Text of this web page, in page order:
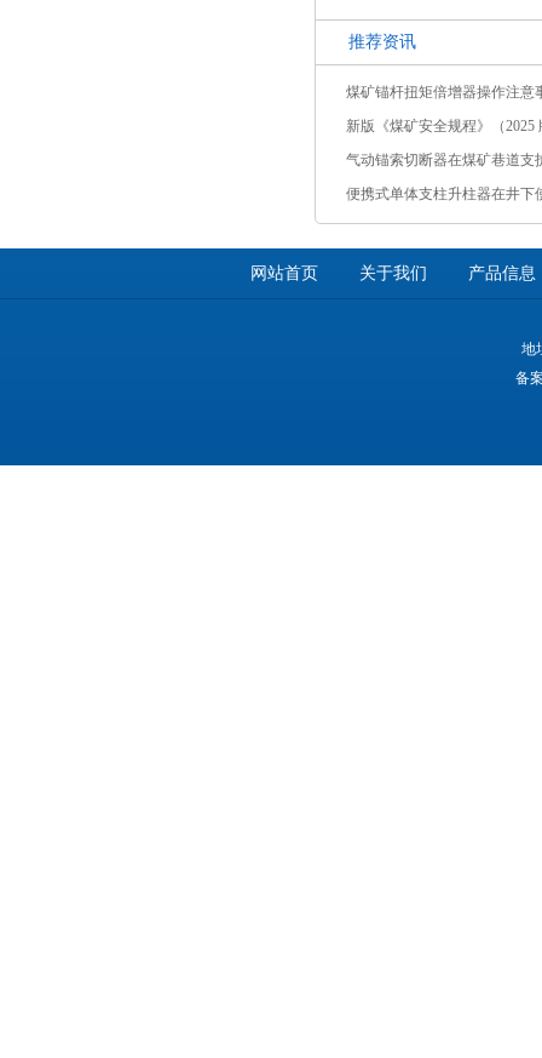
推荐资讯
煤矿锚杆扭矩倍增器操作注意
新版《煤矿安全规程》（2025
气动锚索切断器在煤矿巷道支
便携式单体支柱升柱器在井下
网站首页 关于我们 产品信息
地
备